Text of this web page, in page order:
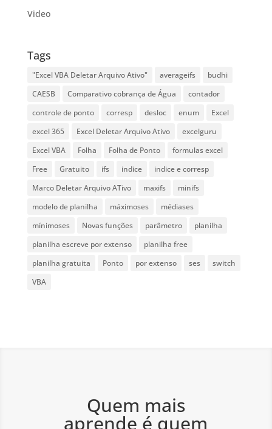
Video
Tags
"Excel VBA Deletar Arquivo Ativo" averageifs
budhi
CAESB
Comparativo cobrança de Água
contador
controle de ponto
corresp desloc enum
Excel
excel 365
Excel Deletar Arquivo Ativo
excelguru
Excel VBA
Folha Folha de Ponto
formulas excel
Free
Gratuito ifs indice
indice e corresp
Marco Deletar Arquivo ATivo
maxifs
minifs
modelo de planilha
máximoses
médiases
mínimoses
Novas funções parâmetro
planilha
planilha escreve por extenso
planilha free
planilha gratuita
Ponto por extenso ses
switch
VBA
Quem mais
aprende é quem